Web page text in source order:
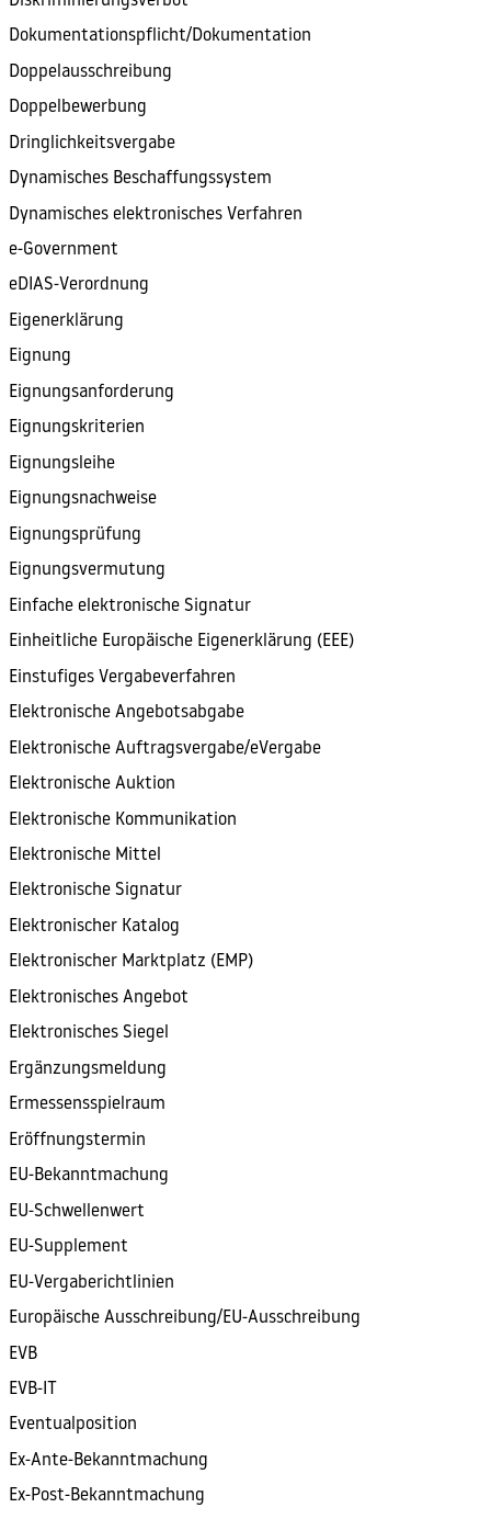
Dokumentationspflicht/Dokumentation
Doppelausschreibung
Doppelbewerbung
Dringlichkeitsvergabe
Dynamisches Beschaffungssystem
Dynamisches elektronisches Verfahren
e-Government
eDIAS-Verordnung
Eigenerklärung
Eignung
Eignungsanforderung
Eignungskriterien
Eignungsleihe
Eignungsnachweise
Eignungsprüfung
Eignungsvermutung
Einfache elektronische Signatur
Einheitliche Europäische Eigenerklärung (EEE)
Einstufiges Vergabeverfahren
Elektronische Angebotsabgabe
Elektronische Auftragsvergabe/eVergabe
Elektronische Auktion
Elektronische Kommunikation
Elektronische Mittel
Elektronische Signatur
Elektronischer Katalog
Elektronischer Marktplatz (EMP)
Elektronisches Angebot
Elektronisches Siegel
Ergänzungsmeldung
Ermessensspielraum
Eröffnungstermin
EU-Bekanntmachung
EU-Schwellenwert
EU-Supplement
EU-Vergaberichtlinien
Europäische Ausschreibung/EU-Ausschreibung
EVB
EVB-IT
Eventualposition
Ex-Ante-Bekanntmachung
Ex-Post-Bekanntmachung